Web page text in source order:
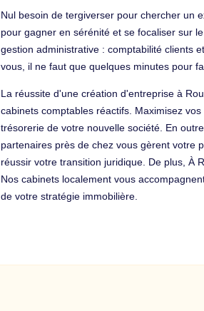
Nul besoin de tergiverser pour chercher un
pour gagner en sérénité et se focaliser sur
gestion administrative : comptabilité clients
vous, il ne faut que quelques minutes pour
La réussite d'une création d'entreprise à
cabinets comptables réactifs. Maximisez
trésorerie de votre nouvelle société. En
partenaires près de chez vous gèrent votre
réussir votre transition juridique. De plus, À
Nos cabinets localement vous
de votre stratégie immobilière.